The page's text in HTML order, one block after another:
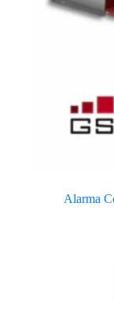
Alarma